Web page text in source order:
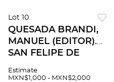
Lot 10
QUESADA BRANDI,
MANUEL (EDITOR).
SAN FELIPE DE
1862 - 1962. MÉXICO:
Estimate
MXN$1,000 - MXN$2,000